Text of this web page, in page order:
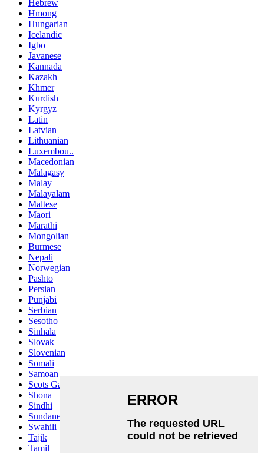
Hebrew
Hmong
Hungarian
Icelandic
Igbo
Javanese
Kannada
Kazakh
Khmer
Kurdish
Kyrgyz
Latin
Latvian
Lithuanian
Luxembou..
Macedonian
Malagasy
Malay
Malayalam
Maltese
Maori
Marathi
Mongolian
Burmese
Nepali
Norwegian
Pashto
Persian
Punjabi
Serbian
Sesotho
Sinhala
Slovak
Slovenian
Somali
Samoan
Scots Gaelic
Shona
Sindhi
Sundanese
Swahili
Tajik
Tamil